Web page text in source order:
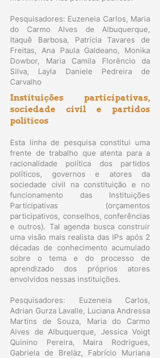
Pesquisadores: Euzeneia Carlos, Maria
do Carmo Alves de Albuquerque,
Itaquê Barbosa, Patrícia Tavares de
Freitas, Ana Paula Galdeano, Monika
Dowbor, Maria Camila Florêncio da
Silva, Layla Daniele Pedreira de
Carvalho
Instituições participativas,
sociedade civil e partidos
políticos
Esta linha de pesquisa constitui uma
frente de trabalho que atenta para a
racionalidade política dos partidos
políticos, governos e atores da
sociedade civil na constituição e no
funcionamento das Instituições
Participativas (orçamentos
participativos, conselhos, conferências
e outros). Tal agenda busca construir
uma visão mais realista das IPs após 2
décadas de conhecimento acumulado
sobre o tema e do processo de
aprendizado dos próprios atores
envolvidos nessas instituições.
Pesquisadores: Euzeneia Carlos,
Adrian Gurza Lavalle, Luciana Andressa
Martins de Souza, Maria do Carmo
Alves de Albuquerque, Jessica Voigt
Quinino Pereira, Maira Rodrigues,
Gabriela de Brelàz, Fabrício Muriana